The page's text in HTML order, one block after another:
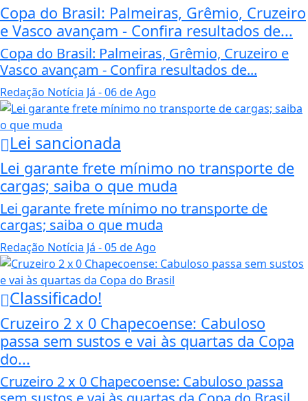
Copa do Brasil: Palmeiras, Grêmio, Cruzeiro
e Vasco avançam - Confira resultados de...
Copa do Brasil: Palmeiras, Grêmio, Cruzeiro e
Vasco avançam - Confira resultados de...
Redação Notícia Já - 06 de Ago
Lei sancionada
Lei garante frete mínimo no transporte de
cargas; saiba o que muda
Lei garante frete mínimo no transporte de
cargas; saiba o que muda
Redação Notícia Já - 05 de Ago
Classificado!
Cruzeiro 2 x 0 Chapecoense: Cabuloso
passa sem sustos e vai às quartas da Copa
do...
Cruzeiro 2 x 0 Chapecoense: Cabuloso passa